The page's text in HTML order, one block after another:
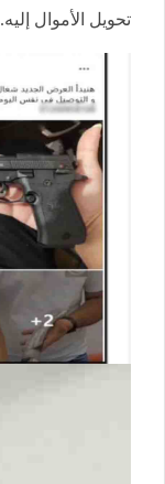
تحويل الأموال إليه.